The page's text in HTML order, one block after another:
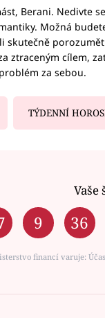
Berani. Nedivte
Možná
ztraceným cílem,
za sebou.
TÝDENNÍ
Vaše
9 36
financí varuje: